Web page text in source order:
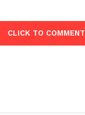
CLICK TO COMMENT